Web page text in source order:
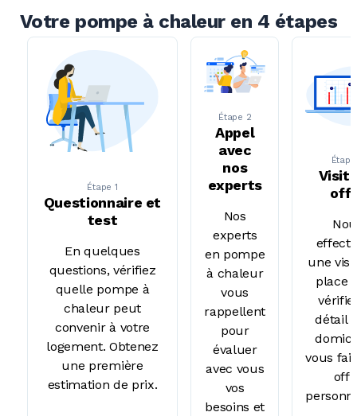
Votre pompe à chaleur en 4 étapes
Étape 1
Questionnaire et
test
En quelques
questions, vérifiez
quelle pompe à
chaleur peut
convenir à votre
logement. Obtenez
une première
estimation de prix.
Étape 2
Appel
avec
nos
experts
Nos
experts
en pompe
à chaleur
vous
rappellent
pour
évaluer
avec vous
vos
besoins et
une
place
détail
vous